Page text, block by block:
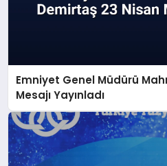
Emniyet Genel Müdürü
Mesajı Yayınladı